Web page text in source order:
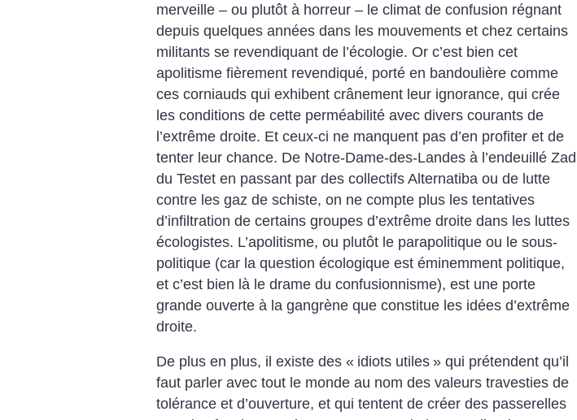
merveille – ou plutôt à horreur – le climat de confusion régnant
depuis quelques années dans les mouvements et chez certains
militants se revendiquant de ­l’écologie. Or c’est bien cet
apolitisme fièrement revendiqué, porté en bandoulière comme
ces corniauds qui exhibent crânement leur ignorance, qui crée
les conditions de cette perméabilité avec divers courants de
l’extrême droite. Et ceux-ci ne manquent pas d’en profiter et de
tenter leur chance. De Notre-Dame-des-Landes à l’endeuillé Zad
du Testet en passant par des collectifs Alternatiba ou de lutte
contre les gaz de schiste, on ne compte plus les tentatives
d’infiltration de certains groupes d’extrême droite dans les luttes
écologistes. L’apolitisme, ou plutôt le parapolitique ou le sous-
politique (car la question écologique est éminemment politique,
et c’est bien là le drame du confusionnisme), est une porte
grande ouverte à la gangrène que constitue les idées d’extrême
droite.
De plus en plus, il existe des « idiots utiles » qui prétendent qu’il
faut parler avec tout le monde au nom des valeurs travesties de
tolérance et d’ouverture, et qui tentent de créer des passerelles